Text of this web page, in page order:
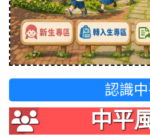
認識
中平